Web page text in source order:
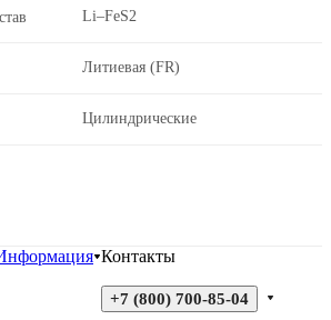
Li–FeS2
Литиевая (FR)
Цилиндрические
Контакты
+7 (800) 700-85-04